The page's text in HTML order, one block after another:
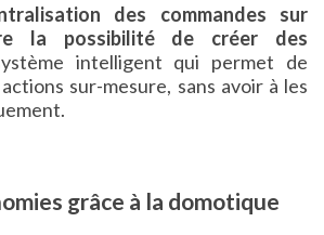
des commandes sur
la possibilité de créer des
intelligent qui permet de
sur-mesure, sans avoir à les
grâce à la domotique